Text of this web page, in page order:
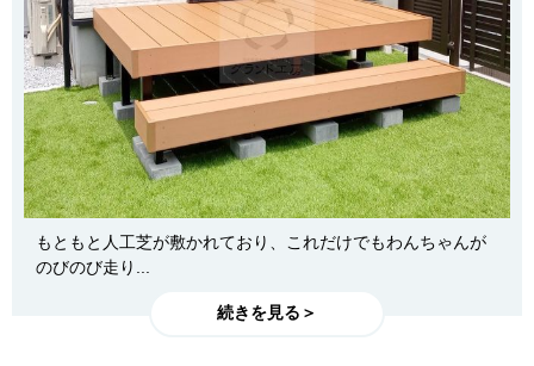
もともと人工芝が敷かれており、これだけでもわんちゃんが
のびのび走り...
続きを見る＞